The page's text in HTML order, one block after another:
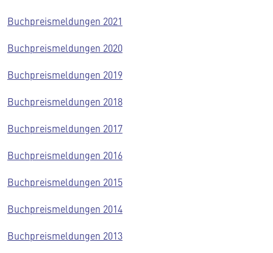
Buchpreismeldungen 2021
Buchpreismeldungen 2020
Buchpreismeldungen 2019
Buchpreismeldungen 2018
Buchpreismeldungen 2017
Buchpreismeldungen 2016
Buchpreismeldungen 2015
Buchpreismeldungen 2014
Buchpreismeldungen 2013